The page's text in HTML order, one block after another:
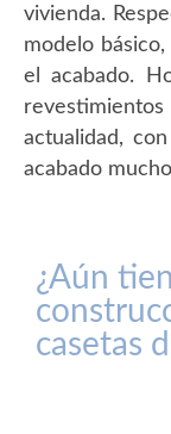
vivienda.
modelo
el acabado.
revestimientos
actualidad,
acabado
¿Aún
casetas